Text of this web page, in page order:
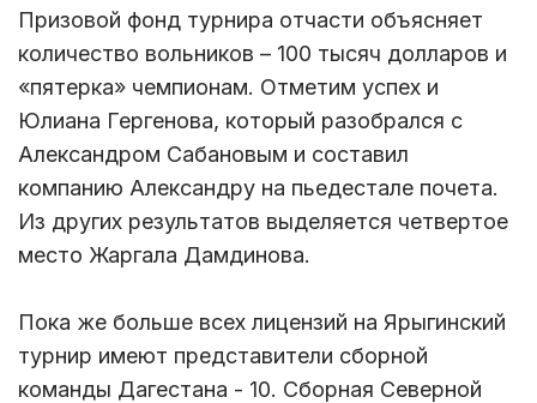
Призовой фонд турнира отчасти объясняет
количество вольников – 100 тысяч долларов и
«пятерка» чемпионам. Отметим успех и
Юлиана Гергенова, который разобрался с
Александром Сабановым и составил
компанию Александру на пьедестале почета.
Из других результатов выделяется четвертое
место Жаргала Дамдинова.
Пока же больше всех лицензий на Ярыгинский
турнир имеют представители сборной
команды Дагестана - 10. Сборная Северной